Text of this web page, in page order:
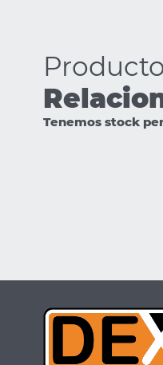
Tenemos stock
IPC-
S5